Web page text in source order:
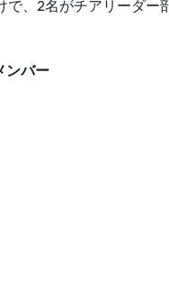
で、2名がチアリーダー
ンバー